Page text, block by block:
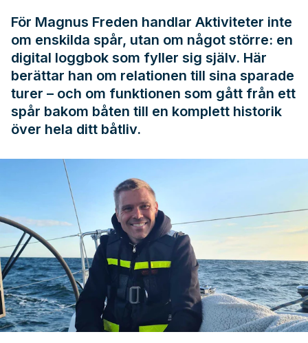
För Magnus Freden handlar Aktiviteter inte
om enskilda spår, utan om något större: en
digital loggbok som fyller sig själv. Här
berättar han om relationen till sina sparade
turer – och om funktionen som gått från ett
spår bakom båten till en komplett historik
över hela ditt båtliv.